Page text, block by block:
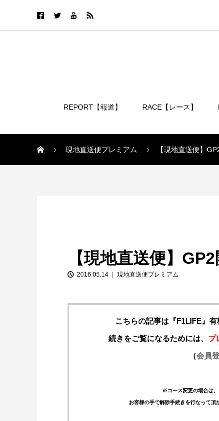
REPORT【報道】 RACE【レース】
現地直送便プレミアム 【現地直送便】
【現地直送便】GP2
2016.05.14 現地直送便プレミアム
こちらの記事は『F1LIFE』
続きをご覧になるためには、 プ
（会員
※コース変更の場合は、
お客様の手で解除手続きを行なって頂
【特別企画】2026年ホンダの現在地
①「アストンマーティンとの交渉